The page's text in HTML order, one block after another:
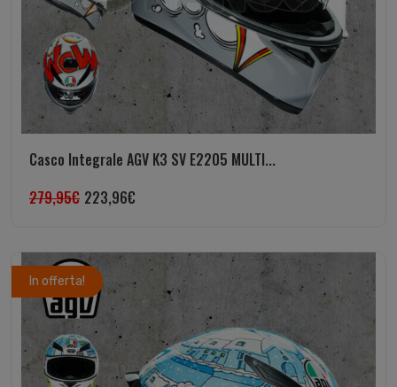
Casco Integrale AGV K3 SV E2205 MULTI...
279,95€ 223,96€
In offerta!